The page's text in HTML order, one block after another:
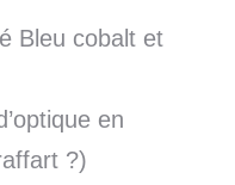
Bleu cobalt et
en
?)